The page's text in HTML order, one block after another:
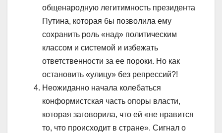
общенародную легитимность президента
Путина, которая бы позволила ему
сохранить роль «над» политическим
классом и системой и избежать
ответственности за ее пороки. Но как
остановить «улицу» без репрессий?!
Неожиданно начала колебаться
конформистская часть опоры власти,
которая заговорила, что ей «не нравится
то, что происходит в стране». Сигнал о